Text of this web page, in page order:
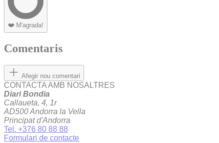
❤️ M'agrada!
Comentaris
Afegir nou comentari
CONTACTA AMB NOSALTRES
Diari Bondia
Callaueta, 4, 1r
AD500 Andorra la Vella
Principat d'Andorra
Tel. +376 80 88 88
Formulari de contacte